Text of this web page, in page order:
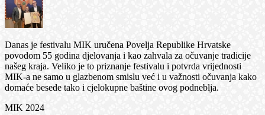
Danas je festivalu MIK uručena Povelja Republike Hrvatske
povodom 55 godina djelovanja i kao zahvala za očuvanje tradicije
našeg kraja. Veliko je to priznanje festivalu i potvrda vrijednosti
MIK-a ne samo u glazbenom smislu već i u važnosti očuvanja kako
domaće besede tako i cjelokupne baštine ovog podneblja.
MIK 2024